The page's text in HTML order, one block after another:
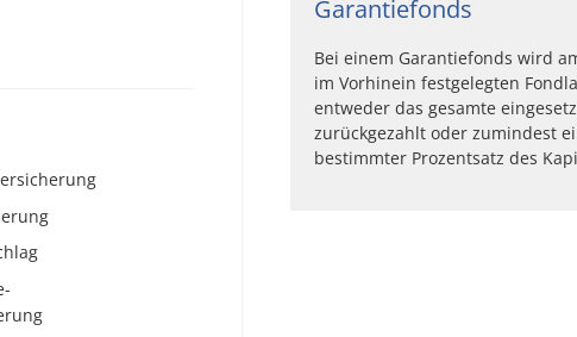
Garantiefonds
Bei einem Garantiefonds wird
im Vorhinein festgelegten
entweder das gesamte
zurückgezahlt oder zumindest
bestimmter Prozentsatz des